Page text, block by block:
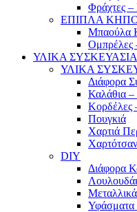
Φράχτες
ΕΠΙΠΛΑ
Μπαούλα
Ομπρέλες
ΥΛΙΚΑ
ΥΛΙΚΑ
Διάφορα
Καλάθια –
Κορδέλες
Πουγκιά
Χαρτιά
DIY
Διάφορα
Μεταλλικά
Υφάσματα